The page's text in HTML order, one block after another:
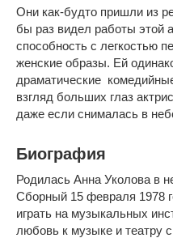
Они как-будто пришли из
бы раз видел работы этой
способность с легкостью
женские образы. Ей
драматические
взгляд больших глаз
даже если снималась в
Биография
Родилась Анна Уколова в
Сборный 15 февраля 1978
играть на музыкальных
любовь к музыке и театру